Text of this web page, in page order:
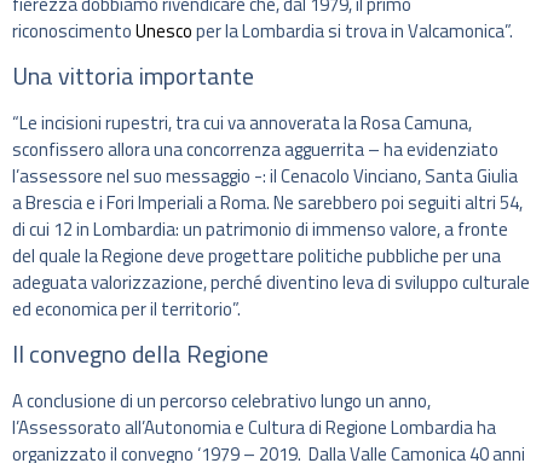
riconoscimentoUnescoper la Lombardia si trova in Valcamonica”.
Una vittoria importante
“Le incisioni rupestri, tra cui va annoverata la Rosa Camuna,
sconfissero allora una concorrenza agguerrita – ha evidenziato
l’assessore nel suo messaggio -: il Cenacolo Vinciano, Santa Giulia
a Brescia e i Fori Imperiali a Roma. Ne sarebbero poi seguiti altri 54,
di cui 12 in Lombardia: un patrimonio di immenso valore, a fronte
del quale la Regione deve progettare politiche pubbliche per una
adeguata valorizzazione, perché diventino leva di sviluppo culturale
ed economica per il territorio”.
Il convegno della Regione
A conclusione di un percorso celebrativo lungo un anno,
l’Assessorato all’Autonomia e Cultura di Regione Lombardia ha
organizzato il convegno ‘1979 – 2019. Dalla Valle Camonica 40 anni